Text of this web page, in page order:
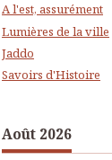
A l'est, assurément
Lumières de la ville
Jaddo
Savoirs d'Histoire
Août 2026